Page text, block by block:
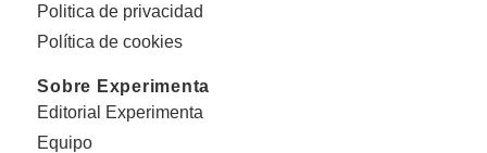
Politica de privacidad
Política de cookies
Sobre Experimenta
Editorial Experimenta
Equipo